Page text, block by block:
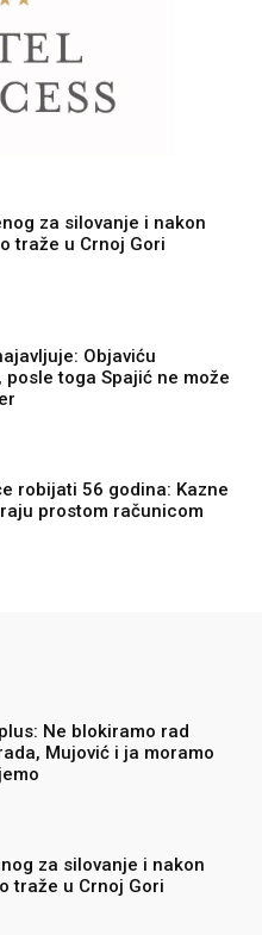
za silovanje i nakon
traže u Crnoj Gori
Objaviću
posle toga Spajić ne može
robijati 56 godina: Kazne
prostom računicom
Ne blokiramo rad
Mujović i ja moramo
za silovanje i nakon
traže u Crnoj Gori